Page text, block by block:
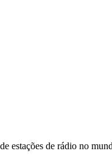
estações de rádio no